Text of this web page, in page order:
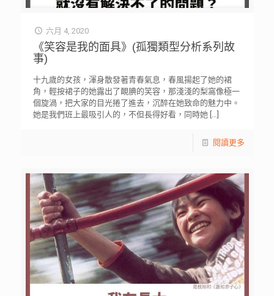
六月 4, 2020
《笑容是我的面具》(孤獨類型分析系列故
事)
十九歲的女孩，渾身散發著青春氣息，春風揚起了她的裙
角，輕按裙子的她露出了靦腆的笑容，那淺淺的梨窩像極一
個旋渦，把大家的目光捲了進去，沉醉在她致命的魅力中。
她是我們班上最吸引人的，不但長得好看，同時她[…]
閱讀更多